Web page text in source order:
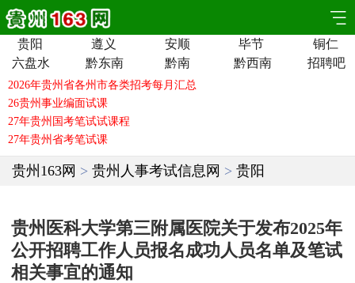
贵阳 遵义 安顺 毕节
铜仁
六盘水
黔东南 黔南 黔西南 招聘吧
贵州163网 > 贵州人事考试信息网 > 贵阳
贵州医科大学第三附属医院关于发布2025年
公开招聘工作人员报名成功人员名单及笔试
相关事宜的通知